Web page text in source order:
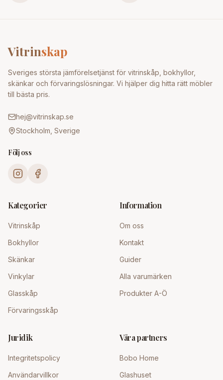
Vitrinskap
Sveriges största jämförelsetjänst för vitrinskåp, bokhyllor,
skänkar och förvaringslösningar. Vi hjälper dig hitta rätt möbler
till bästa pris.
hej@vitrinskap.se
Stockholm, Sverige
Följ oss
Kategorier
Vitrinskåp
Bokhyllor
Skänkar
Vinkylar
Glasskåp
Förvaringsskåp
Information
Om oss
Kontakt
Guider
Alla varumärken
Produkter A-Ö
Juridik
Integritetspolicy
Användarvillkor
Våra partners
Bobo Home
Glashuset